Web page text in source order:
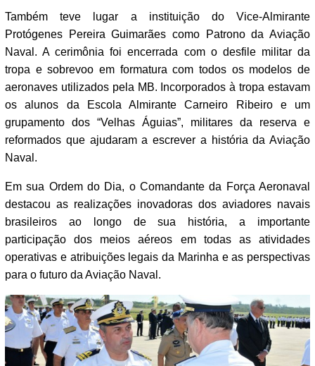
Também teve lugar a instituição do Vice-Almirante
Protógenes Pereira Guimarães como Patrono da Aviação
Naval. A cerimônia foi encerrada com o desfile militar da
tropa e sobrevoo em formatura com todos os modelos de
aeronaves utilizados pela MB. Incorporados à tropa estavam
os alunos da Escola Almirante Carneiro Ribeiro e um
grupamento dos “Velhas Águias”, militares da reserva e
reformados que ajudaram a escrever a história da Aviação
Naval.
Em sua Ordem do Dia, o Comandante da Força Aeronaval
destacou as realizações inovadoras dos aviadores navais
brasileiros ao longo de sua história, a importante
participação dos meios aéreos em todas as atividades
operativas e atribuições legais da Marinha e as perspectivas
para o futuro da Aviação Naval.